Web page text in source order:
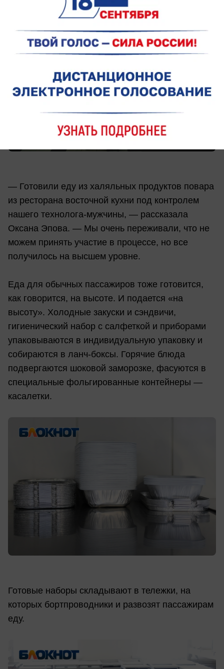
халяльное бортовое питание.
— Готовили еду из халяльных продуктов повара
из ресторана восточной кухни под контролем
нашего технолога-мужчины, — рассказала
Оксана Эпова. — Мы очень переживали, что не
можем принять участие в процессе, но все
получилось на высшем уровне.
Еда для обычных пассажиров тоже готовится,
как говорится, на высоте. И подается «на
высоту». Холодные закуски и сэндвичи,
гигиенический набор с салфеткой и приборами
упаковываются в индивидуальную упаковку и
собираются в ланч-боксы. Горячие блюда
подвергаются шоковой заморозке, фасуются в
специальные фольгированные контейнеры —
касалетки.
Готовые наборы складывают в тележки, на
которых бортпроводники и развозят пассажирам
еду.